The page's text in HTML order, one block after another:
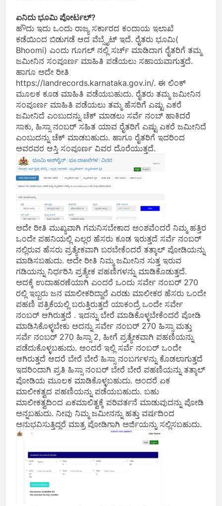
ಏನಿದು ಭೂಮಿ ಪೋರ್ಟಲ್?
ಹೌದು ಇದು ಒಂದು ರಾಜ್ಯ ಸರ್ಕಾರದ ಕಂದಾಯ ಇಲಾಖೆ
ಕಡೆಯಿಂದ ಬಿಡುಗಡೆ ಆದ ವೆಬ್ಸೈಟ್ ಇದೆ. ರೈತರು ಭೂಮಿ(
Bhoomi) ಎಂದು ಗೂಗಲ್ ನಲ್ಲಿ ಸರ್ಚ್ ಮಾಡಿದಾಗ ರೈತರಿಗೆ ತಮ್ಮ
ಜಮೀನಿನ ಸಂಪೂರ್ಣ ಮಾಹಿತಿ ಪಡೆಯಲು ಸಹಾಯವಾಗುತ್ತದೆ.
ಹಾಗೂ ಅದೇ ರೀತಿ
https://landrecords.karnataka.gov.in/. ಈ ಲಿಂಕ್
ಮೂಲಕ ಕೂಡ ಮಾಹಿತಿ ಪಡೆಯಬಹುದು. ರೈತರು ತಮ್ಮ ಜಮೀನಿನ
ಸಂಪೂರ್ಣ ಮಾಹಿತಿ ಪಡೆಯಲು ತಮ್ಮ ಹೆಸರಿಗೆ ಎಷ್ಟು ಎಕರೆ
ಜಮೀನಿದೆ ಎಂಬುದನ್ನು ಚೆಕ್ ಮಾಡಲು ಸರ್ವೆ ನಂಬ್ ಹಾಕಿದರೆ
ಸಾಕು, ಹಿಸ್ಸಾ ನಂಬರ್ ಸಹಿತ ಯಾವ ರೈತರಿಗೆ ಎಷ್ಟು ಎಕರೆ ಜಮೀನಿದೆ
ಎಂಬುದನ್ನು ಚೆಕ್ ಮಾಡಬಹುದು. ಹಾಗೂ ರೈತರಿಗೆ ಇದರಿಂದ
ಅವರವರ ಆಸ್ತಿ ಸಂಪೂರ್ಣ ವಿವರ ದೊರೆಯುತ್ತದೆ.
ಅದೇ ರೀತಿ ಮುಖ್ಯವಾಗಿ ಗಮನಿಸಬೇಕಾದ ಅಂಶವೆಂದರೆ ನಿಮ್ಮ ಹತ್ತಿರ
ಒಂದೇ ಪಹನಿಯಲ್ಲಿ ಎಲ್ಲರ ಹೆಸರು ಕೂಡ ಇರುತ್ತದೆ ಸರ್ವೆ ನಂಬರ್
ನಲ್ಲಿರುವ ಹೆಸರು ಪ್ರತ್ಯೇಕವಾಗಿ ಬರಬೇಕೆಂದರೆ ತತ್ಕಾಲ್ ಪೋಡಿಯನ್ನು
ಮಾಡಿಸಬಹುದು. ಅದೇ ರೀತಿ ನಿಮ್ಮ ಜಮೀನಿನ ಸುತ್ತ ಇರುವ
ಗಡಿಯನ್ನು ನಿರ್ಧರಿಸಿ ಪ್ರತ್ಯೇಕ ಪಹಣಿಗಳನ್ನು ಮಾಡಿಕೊಡುತ್ತದೆ.
ಅದಕ್ಕೆ ಉದಾಹರಣೆಯಾಗಿ ಎಂದರೆ ಒಂದು ಸರ್ವೇ ನಂಬರ್ 270
ರಲ್ಲಿ ಇಬ್ಬರು ಜನ ಮಾಲೀಕರಿದ್ದಾರೆ ಎರಡು ಮಾಲೀಕರ ಹೆಸರು ಒಂದೇ
ಪಹಣಿ ಪತ್ರಿಕೆಯಲ್ಲಿ ಬರುತ್ತಿರುತ್ತದೆ ಯಾಕಂದ್ರೆ ಒಂದೇ ಸರ್ವೇ
ನಂಬರ್ ಆಗಿರುತ್ತದೆ . ಇದನ್ನು ಬೇರೆ ಮಾಡಿಕೊಳ್ಳಬೇಕೆಂದರೆ ಪೋಡಿ
ಮಾಡಿಸಿಕೊಳ್ಳಬೇಕು ಅದನ್ನು ಸರ್ವೇ ನಂಬರ್ 270 ಹಿಸ್ಸಾ ಮತ್ತು
ಸರ್ವೆ ನಂಬರ್ 270 ಹಿಸ್ಸಾ 2, ಹೀಗೆ ಪ್ರತ್ಯೇಕವಾಗಿ ಪಹಣಿಯನ್ನು
ಪಡೆದುಕೊಳ್ಳಬಹುದು. ಅಂದರೆ ಇಲ್ಲಿ ಸರ್ವೆ ನಂಬರ್ ಒಂದೇ
ಆಗಿರುತ್ತದೆ ಆದರೆ ಬೇರೆ ಬೇರೆ ಹಿಸ್ಸಾ ನಂಬರ್ಗಳನ್ನು ಕೊಡಲಾಗುತ್ತದೆ
ಇದರಿಂದಾಗಿ ಪ್ರತಿ ಹಿಸ್ಸಾ ನಂಬರ್ ಬೇರೆ ಬೇರೆ ಪಹಣಿಯನ್ನು ತತ್ಕಾಲ್
ಪೋಡಿಯ ಮೂಲಕ ಮಾಡಿಕೊಳ್ಳಬಹುದು. ಅಂದರೆ ಏಕ
ಮಾಲೀಕತ್ವದ ಪಹಣಿಯನ್ನು ಪಡೆಯಬಹುದು. ಬಹು
ಮಾಲೀಕತ್ವದಿಂದ ಏಕಮಾಲಿತ್ವಕ್ಕೆ ಪರಿವರ್ತನೆ ಮಾಡುವುದನ್ನು ಪೋಡಿ
ಅನ್ನಬಹುದು. ನೀವು ನಿಮ್ಮ ಜಮೀನನ್ನು ಹತ್ತು ವರ್ಷದಿಂದ
ಅನುಭವಿಸುತ್ತಿದ್ದರೆ ಮಾತ್ರ ಪೋಡಿಗಾಗಿ ಅರ್ಜಿಯನ್ನು ಸಲ್ಲಿಸಬಹುದು.